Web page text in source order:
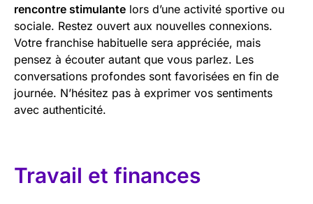
rencontre stimulante lors d’une activité sportive ou
sociale. Restez ouvert aux nouvelles connexions.
Votre franchise habituelle sera appréciée, mais
pensez à écouter autant que vous parlez. Les
conversations profondes sont favorisées en fin de
journée. N’hésitez pas à exprimer vos sentiments
avec authenticité.
Travail et finances